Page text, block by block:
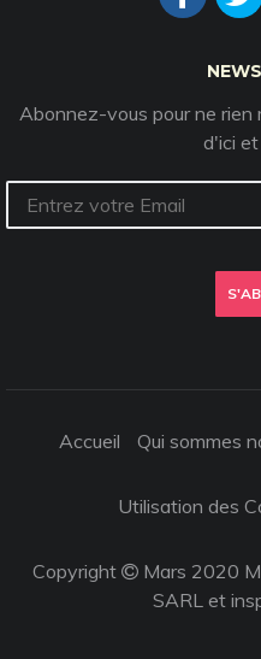
Abonnez-vous pour ne
d'ici
Accueil Qui sommes
Utilisation des
Copyright
Mars 2020
SARL et